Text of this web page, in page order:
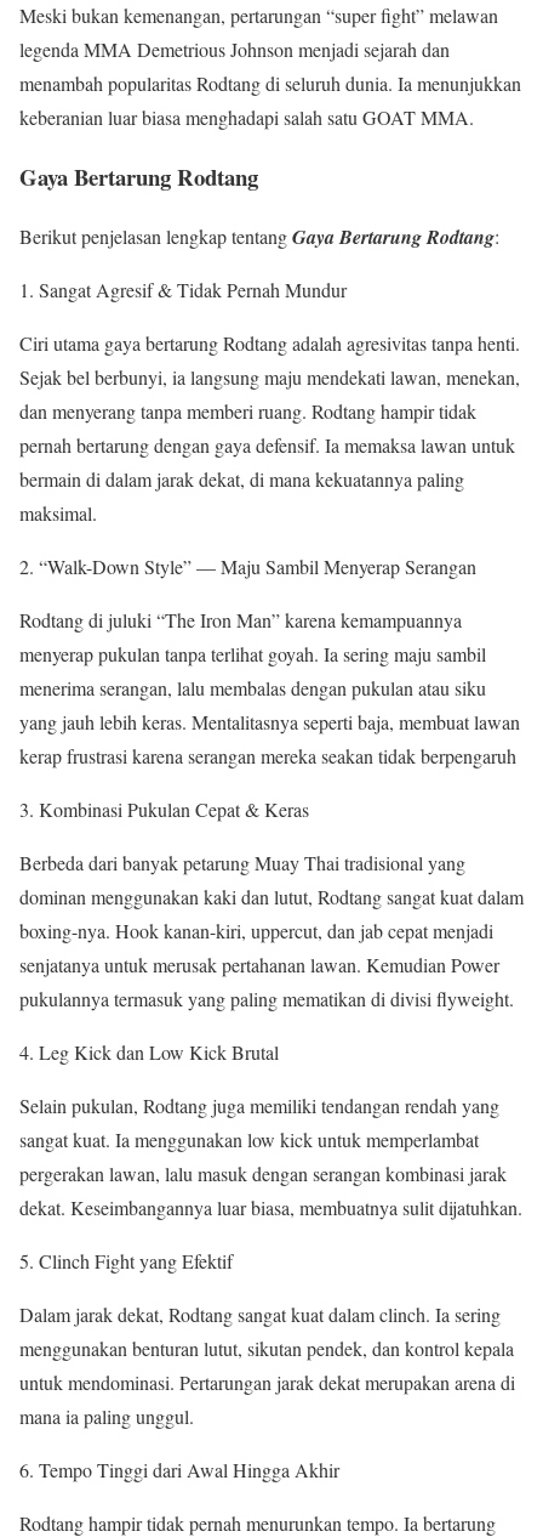
Meski bukan kemenangan, pertarungan “super fight” melawan
legenda MMA Demetrious Johnson menjadi sejarah dan
menambah popularitas Rodtang di seluruh dunia. Ia menunjukkan
keberanian luar biasa menghadapi salah satu GOAT MMA.
Gaya Bertarung Rodtang
Berikut penjelasan lengkap tentangGaya Bertarung Rodtang:
Sangat Agresif & Tidak Pernah Mundur
Ciri utama gaya bertarung Rodtang adalah agresivitas tanpa henti.
Sejak bel berbunyi, ia langsung maju mendekati lawan, menekan,
dan menyerang tanpa memberi ruang. Rodtang hampir tidak
pernah bertarung dengan gaya defensif. Ia memaksa lawan untuk
bermain di dalam jarak dekat, di mana kekuatannya paling
maksimal.
“Walk-Down Style” — Maju Sambil Menyerap Serangan
Rodtang di juluki “The Iron Man” karena kemampuannya
menyerap pukulan tanpa terlihat goyah. Ia sering maju sambil
menerima serangan, lalu membalas dengan pukulan atau siku
yang jauh lebih keras. Mentalitasnya seperti baja, membuat lawan
kerap frustrasi karena serangan mereka seakan tidak berpengaruh
Kombinasi Pukulan Cepat & Keras
Berbeda dari banyak petarung Muay Thai tradisional yang
dominan menggunakan kaki dan lutut, Rodtang sangat kuat dalam
boxing-nya. Hook kanan-kiri, uppercut, dan jab cepat menjadi
senjatanya untuk merusak pertahanan lawan. Kemudian Power
pukulannya termasuk yang paling mematikan di divisi flyweight.
Leg Kick dan Low Kick Brutal
Selain pukulan, Rodtang juga memiliki tendangan rendah yang
sangat kuat. Ia menggunakan low kick untuk memperlambat
pergerakan lawan, lalu masuk dengan serangan kombinasi jarak
dekat. Keseimbangannya luar biasa, membuatnya sulit dijatuhkan.
Clinch Fight yang Efektif
Dalam jarak dekat, Rodtang sangat kuat dalam clinch. Ia sering
menggunakan benturan lutut, sikutan pendek, dan kontrol kepala
untuk mendominasi. Pertarungan jarak dekat merupakan arena di
mana ia paling unggul.
Tempo Tinggi dari Awal Hingga Akhir
Rodtang hampir tidak pernah menurunkan tempo. Ia bertarung